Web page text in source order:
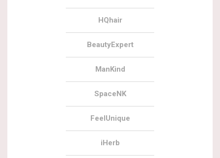
HQhair
BeautyExpert
ManKind
SpaceNK
FeelUnique
iHerb